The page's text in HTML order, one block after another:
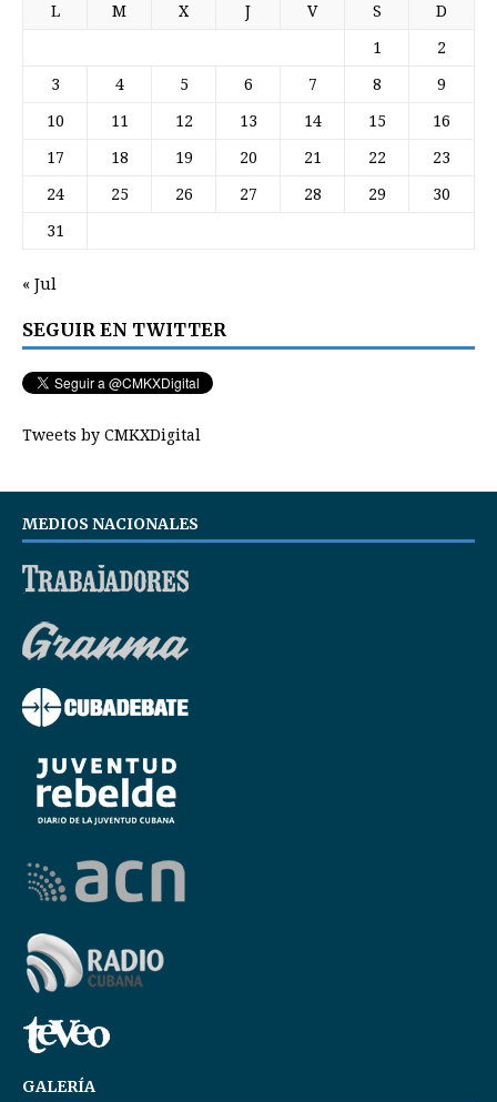
L M X J V S D
1 2
3 4 5 6 7 8 9
10 11 12 13 14 15 16
17 18 19 20 21 22 23
24 25 26 27 28 29 30
31
« Jul
SEGUIR EN TWITTER
Tweets by CMKXDigital
MEDIOS NACIONALES
GALERÍA